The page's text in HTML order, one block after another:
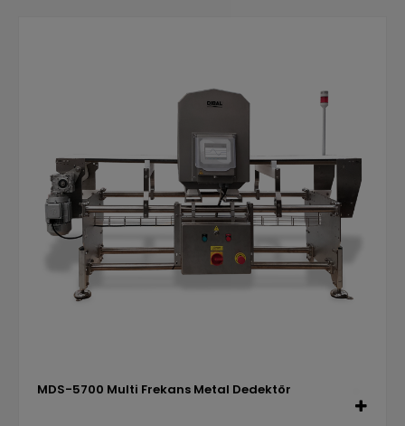
MDS-5700 Multi Frekans Metal Dedektör